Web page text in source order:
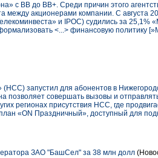
с BB до BB+. Среди причин этого
акционерами компании. С августа
и IPOC) судились за 25,1%
<...> финансовую политику
(НСС) запустил для абонентов в
совершать вызовы и
регионах присутствия НСС, где
«ON Праздничный», доступный для
ЗАО "БашСел" за 38 млн долл